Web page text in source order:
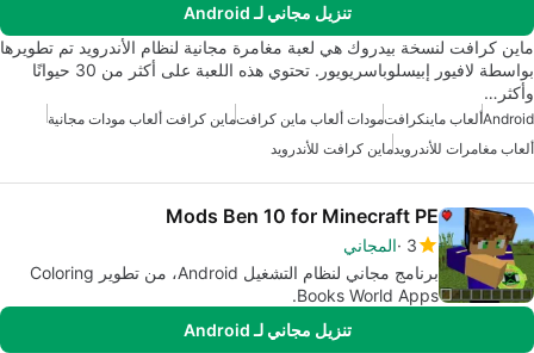
تنزيل مجاني لـ Android
ماين كرافت لنسخة بيدروك هي لعبة مغامرة مجانية لنظام الأندرويد تم تطويرها
بواسطة لافيور إبيسلوباسريويور. تحتوي هذه اللعبة على أكثر من 30 حيوانًا
وأكثر…
Androidألعاب ماينكرافتمودات ألعاب ماين كرافتماين كرافت ألعاب مودات مجانية
ألعاب مغامرات للأندرويدماين كرافت للأندرويد
Mods Ben 10 for Minecraft PE
3 المجاني
برنامج مجاني لنظام التشغيل Android، من تطوير Coloring
Books World Apps.
تنزيل مجاني لـ Android